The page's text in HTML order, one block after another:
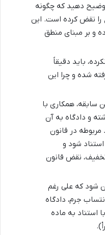
دهید که چگونه
را نقض کرده است. این
و بر مبنای منطق
باید دقیقاً
شده و چرا این
همکاری با
و دادگاه به آن
در قانون
اسلامی (مانند مواد 37 و 38) استناد شود و
نقض قانون
شود که علی رغم
جرم، دادگاه
به ماده